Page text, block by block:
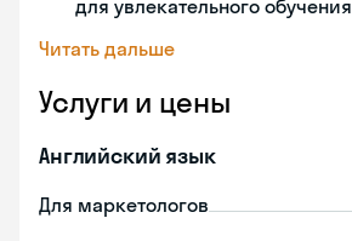
для увлекательного обучения
Читать дальше
Услуги и цены
Английский язык
Для маркетологов